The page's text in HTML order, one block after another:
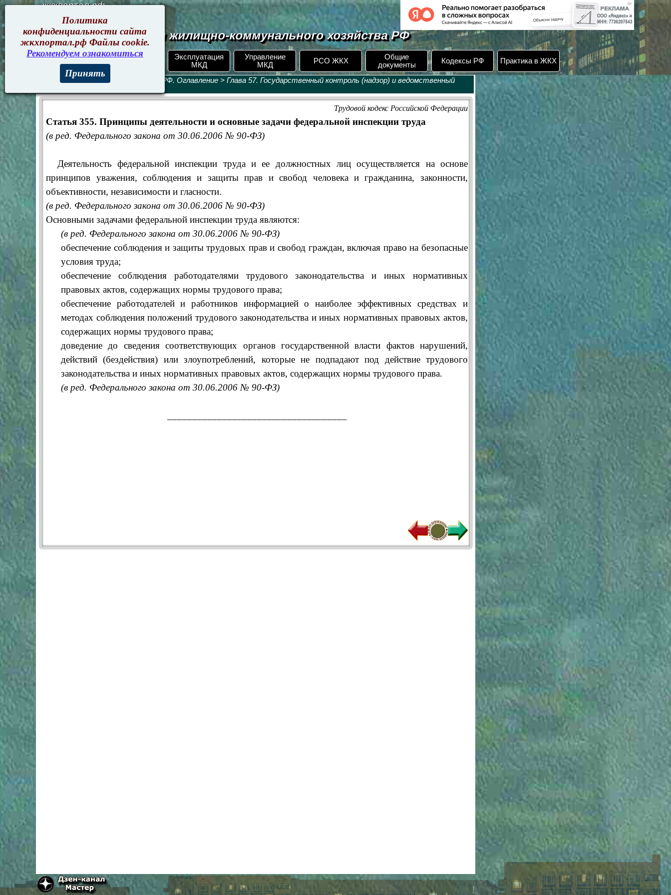
ЖКХ РФ.
Документы
Эксплуатация
МКД
Управление
МКД
РСО ЖКХ
Общие
документы
Кодексы РФ Практика в ЖКХ
Документы жилищно-коммунального хозяйства РФ
жкхпортал.рф
Трудовой кодекс Трудовой кодекс РФ. Оглавление > Глава 57. Государственный контроль (надзор) и ведомственный
Трудовой кодекс Российской Федерации
Статья 355. Принципы деятельности и основные задачи федеральной инспекции труда
(в ред. Федерального закона от 30.06.2006 № 90-ФЗ)
Деятельность федеральной инспекции труда и ее должностных лиц осуществляется на основе
принципов уважения, соблюдения и защиты прав и свобод человека и гражданина, законности,
объективности, независимости и гласности.
(в ред. Федерального закона от 30.06.2006 № 90-ФЗ)
Основными задачами федеральной инспекции труда являются:
(в ред. Федерального закона от 30.06.2006 № 90-ФЗ)
обеспечение соблюдения и защиты трудовых прав и свобод граждан, включая право на безопасные
условия труда;
обеспечение соблюдения работодателями трудового законодательства и иных нормативных
правовых актов, содержащих нормы трудового права;
обеспечение работодателей и работников информацией о наиболее эффективных средствах и
методах соблюдения положений трудового законодательства и иных нормативных правовых актов,
содержащих нормы трудового права;
доведение до сведения соответствующих органов государственной власти фактов нарушений,
действий (бездействия) или злоупотреблений, которые не подпадают под действие трудового
законодательства и иных нормативных правовых актов, содержащих нормы трудового права.
(в ред. Федерального закона от 30.06.2006 № 90-ФЗ)
Политика
конфиденциальности сайта
жкхпортал.рф Файлы cookie.
Рекомендуем ознакомиться
Принять